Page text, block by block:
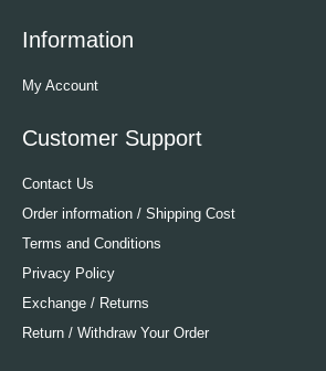
Information
My Account
Customer Support
Contact Us
Order information / Shipping Cost
Terms and Conditions
Privacy Policy
Exchange / Returns
Return / Withdraw Your Order